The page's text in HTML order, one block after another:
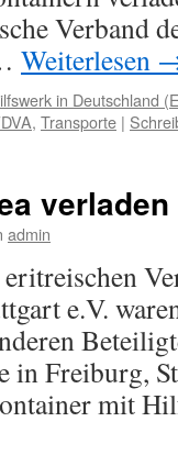
Verband
Weiterlesen
in Deutschland
, Transporte |
verladen
admin
e.V.
in Freiburg,
mit